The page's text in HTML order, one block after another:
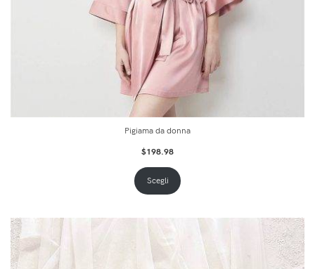
Pigiama da donna
$198.98
Scegli